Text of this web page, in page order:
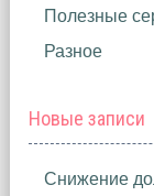
Полезные
Разное
Новые записи
Снижение